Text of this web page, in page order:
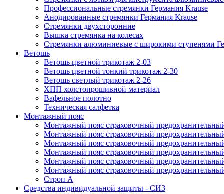
Профессиональные стремянки Германия Krause
Анодированные стремянки Германия Krause
Стремянки двухсторонние
Вышка стремянка на колесах
Стремянки алюминиевые c широкими ступенями
Ветошь
Ветошь цветной трикотаж 2-03
Ветошь цветной тонкий трикотаж 2-30
Ветошь светлый трикотаж 2-26
ХПП холстопрошивной материал
Вафельное полотно
Техническая салфетка
Монтажный пояс
Монтажный пояс страховочный
Монтажный пояс страховочный
Монтажный пояс страховочный
Монтажный пояс страховочный
Монтажный пояс страховочный
Монтажный пояс страховочный
Строп А
Средства индивидуальной защиты - СИЗ